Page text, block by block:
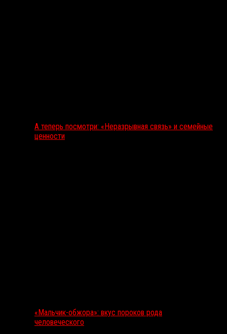
А теперь посмотри: «Неразрывная связь» и семейные
ценности
«Мальчик-обжора»: вкус пороков рода
человеческого